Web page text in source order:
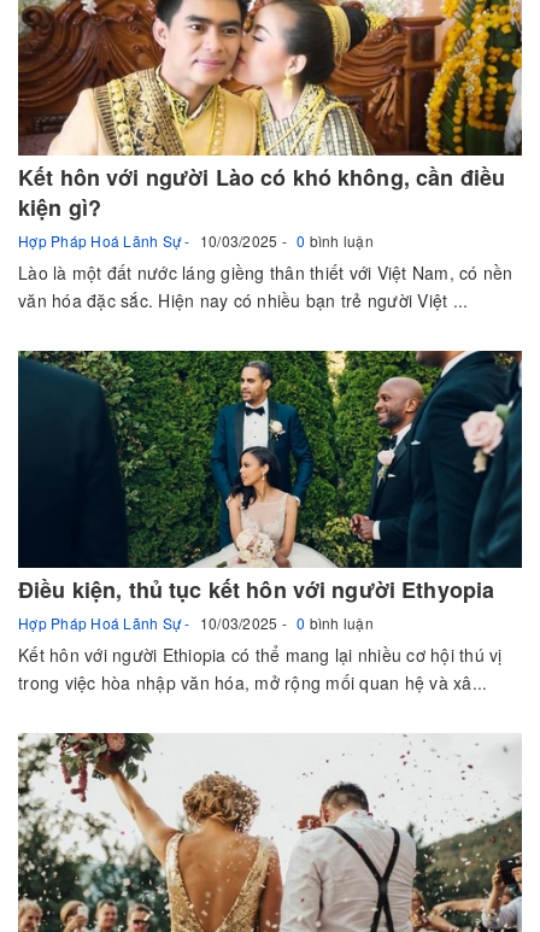
Kết hôn với người Lào có khó không, cần điều
kiện gì?
Hợp Pháp Hoá Lãnh Sự 10/03/2025 0 bình luận
Lào là một đất nước láng giềng thân thiết với Việt Nam, có nền
văn hóa đặc sắc. Hiện nay có nhiều bạn trẻ người Việt ...
Điều kiện, thủ tục kết hôn với người Ethyopia
Hợp Pháp Hoá Lãnh Sự 10/03/2025 0 bình luận
Kết hôn với người Ethiopia có thể mang lại nhiều cơ hội thú vị
trong việc hòa nhập văn hóa, mở rộng mối quan hệ và xâ...